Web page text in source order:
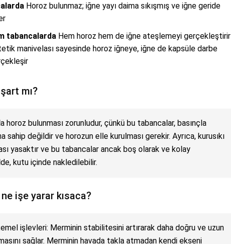
Horoz bulunmaz; iğne yayı daima sıkışmış ve iğne geride
tabancalarda Hem horoz hem de iğne ateşlemeyi gerçekleştirir
manivelası sayesinde horoz iğneye, iğne de kapsüle darbe
mı?
horoz bulunması zorunludur, çünkü bu tabancalar, basınçla
sahip değildir ve horozun elle kurulması gerekir. Ayrıca, kurusıkı
yasaktır ve bu tabancalar ancak boş olarak ve kolay
kutu içinde nakledilebilir.
işe yarar kısaca?
işlevleri: Merminin stabilitesini artırarak daha doğru ve uzun
sağlar. Merminin havada takla atmadan kendi ekseni